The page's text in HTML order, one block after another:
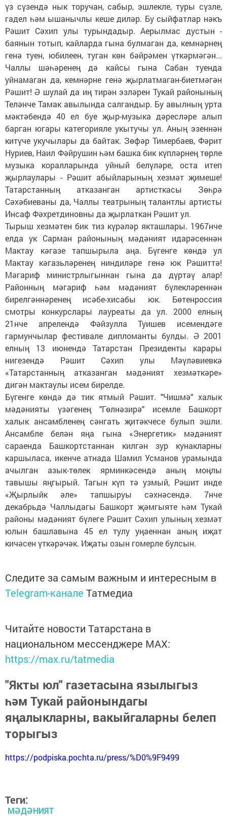
үз сүзендә нык торучан, сабыр, эшлекле, туры сүзле,
гадел һәм ышанычлы кеше диләр. Бу сыйфатлар нәкъ
Рәшит Сәхип улы турындадыр. Аерылмас дустын -
баянын тотып, кайларда гына булмаган да, кемнәрнең
генә туен, юбилеен, туган көн бәйрәмен үткәрмәгән...
Чаллы шәһәренең дә кайсы гына Сабан туенда
уйнамаган да, кемнәрне генә җырлатмаган-биетмәгән
Рәшит! Ә шулай да иң тирән эзләрен Тукай районының
Теләнче Тамак авылында салгандыр. Бу авылның урта
мәктәбендә 40 ел буе җыр-музыка дәресләре алып
барган югары категорияле укытучы ул. Аның эзеннән
китүче укучылары да байтак. Зөфәр Тимербаев, Фәрит
Нуриев, Наил Фәйрушин һәм башка бик күпләрнең төрле
музыка коралларында уйный белүләре, оста итеп
җырлаулары - Рәшит абыйларының хезмәт җимеше!
Татарстанның атказанган артисткасы Зөһрә
Сәхәбиеваны да, Чаллы театрының талантлы артисты
Инсаф Фәхретдиновны да җырлаткан Рәшит ул.
Тырыш хезмәтен бик тиз күрәләр якташлары. 1967нче
елда ук Сарман районының мәдәният идарәсеннән
Мактау кәгазе тапшырыла аңа. Бүгенге көндә ул
Мактау кәгазьләренең ниндиләре генә юк Рәшиттә!
Мәгариф министрлыгыннан гына да дүртәү алар!
Районның мәгариф һәм мәдәният бүлекләреннән
бирелгәннәренең исәбе-хисабы юк. Бөтенроссия
смотры конкурслары лауреаты да ул. 2000 елның
21нче апрелендә Фәйзулла Туишев исемендәге
гармунчылар фестивале дипломанты булды. Ә 2001
елның 13 июнендә Татарстан Президенты карары
нигезендә Рәшит Сәхип улы Мәүләвиевкә
«Татарстанның атказанган мәдәният хезмәткәре»
дигән мактаулы исем бирелде.
Бүгенге көндә дә тик ятмый Рәшит. "Чишмә" халык
мәдәнияты үзәгенең "Гөлнәзирә" исемле Башкорт
халык ансамбленең сәнгать җитәкчесе булып эшли.
Ансамбле белән яңа гына «Энергетик» мәдәният
сараенда Башкортстаннан килгән зур кунакларны
каршыласа, икенче атнада Шамил Усманов урамында
ачылган азык-төлек ярминкәсендә аның моңлы
тавышы яңгырый. Тагын күп тә узмый, Рәшит инде
«Җырлыйк әле» тапшыруы сәхнәсендә. 7нче
декабрьдә Чаллыдагы Башкорт җәмгыяте һәм Тукай
районы мәдәният бүлеге Рәшит Сәхип улының хезмәт
юлын башлавына 45 ел тулу уңаеннан аның иҗат
кичәсен үткәрәчәк. Иҗаты озын гомерле булсын.
Следите за самым важным и интересным в
Telegram-канале Татмедиа
Читайте новости Татарстана в
национальном мессенджере MАХ:
https://max.ru/tatmedia
"Якты юл" газетасына язылыгыз
һәм Тукай районындагы
яңалыкларны, вакыйгаларны белеп
торыгыз
https://podpiska.pochta.ru/press/%D0%9F9499
Теги:
МӘДӘНИЯТ